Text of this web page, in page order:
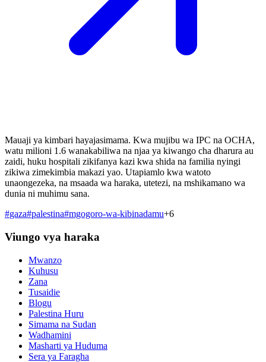
Mauaji ya kimbari hayajasimama. Kwa mujibu wa IPC na OCHA,
watu milioni 1.6 wanakabiliwa na njaa ya kiwango cha dharura au
zaidi, huku hospitali zikifanya kazi kwa shida na familia nyingi
zikiwa zimekimbia makazi yao. Utapiamlo kwa watoto
unaongezeka, na msaada wa haraka, utetezi, na mshikamano wa
dunia ni muhimu sana.
#gaza#palestina#mgogoro-wa-kibinadamu+6
Viungo vya haraka
Mwanzo
Kuhusu
Zana
Tusaidie
Blogu
Palestina Huru
Simama na Sudan
Wadhamini
Masharti ya Huduma
Sera ya Faragha